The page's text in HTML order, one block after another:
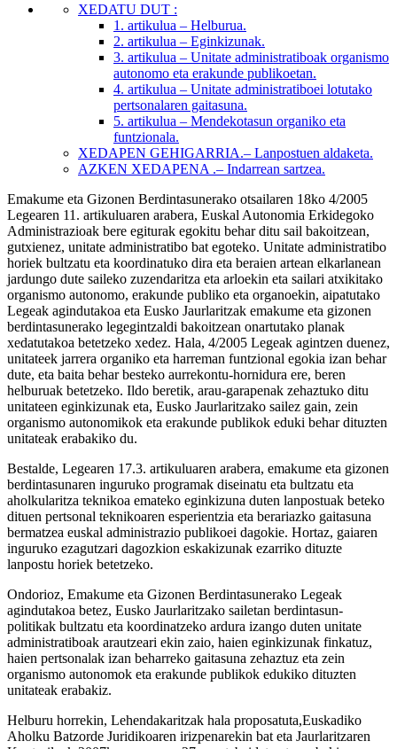
XEDATU DUT :
1. artikulua – Helburua.
2. artikulua – Eginkizunak.
3. artikulua – Unitate administratiboak organismo
autonomo eta erakunde publikoetan.
4. artikulua – Unitate administratiboei lotutako
pertsonalaren gaitasuna.
5. artikulua – Mendekotasun organiko eta
funtzionala.
XEDAPEN GEHIGARRIA.– Lanpostuen aldaketa.
AZKEN XEDAPENA .– Indarrean sartzea.
Emakume eta Gizonen Berdintasunerako otsailaren 18ko 4/2005
Legearen 11. artikuluaren arabera, Euskal Autonomia Erkidegoko
Administrazioak bere egiturak egokitu behar ditu sail bakoitzean,
gutxienez, unitate administratibo bat egoteko. Unitate administratibo
horiek bultzatu eta koordinatuko dira eta beraien artean elkarlanean
jardungo dute saileko zuzendaritza eta arloekin eta sailari atxikitako
organismo autonomo, erakunde publiko eta organoekin, aipatutako
Legeak agindutakoa eta Eusko Jaurlaritzak emakume eta gizonen
berdintasunerako legegintzaldi bakoitzean onartutako planak
xedatutakoa betetzeko xedez. Hala, 4/2005 Legeak agintzen duenez,
unitateek jarrera organiko eta harreman funtzional egokia izan behar
dute, eta baita behar besteko aurrekontu-hornidura ere, beren
helburuak betetzeko. Ildo beretik, arau-garapenak zehaztuko ditu
unitateen eginkizunak eta, Eusko Jaurlaritzako sailez gain, zein
organismo autonomikok eta erakunde publikok eduki behar dituzten
unitateak erabakiko du.
Bestalde, Legearen 17.3. artikuluaren arabera, emakume eta gizonen
berdintasunaren inguruko programak diseinatu eta bultzatu eta
aholkularitza teknikoa emateko eginkizuna duten lanpostuak beteko
dituen pertsonal teknikoaren esperientzia eta berariazko gaitasuna
bermatzea euskal administrazio publikoei dagokie. Hortaz, gaiaren
inguruko ezagutzari dagozkion eskakizunak ezarriko dituzte
lanpostu horiek betetzeko.
Ondorioz, Emakume eta Gizonen Berdintasunerako Legeak
agindutakoa betez, Eusko Jaurlaritzako sailetan berdintasun-
politikak bultzatu eta koordinatzeko ardura izango duten unitate
administratiboak arautzeari ekin zaio, haien eginkizunak finkatuz,
haien pertsonalak izan beharreko gaitasuna zehaztuz eta zein
organismo autonomok eta erakunde publikok edukiko dituzten
unitateak erabakiz.
Helburu horrekin, Lehendakaritzak hala proposatuta,Euskadiko
Aholku Batzorde Juridikoaren irizpenarekin bat eta Jaurlaritzaren